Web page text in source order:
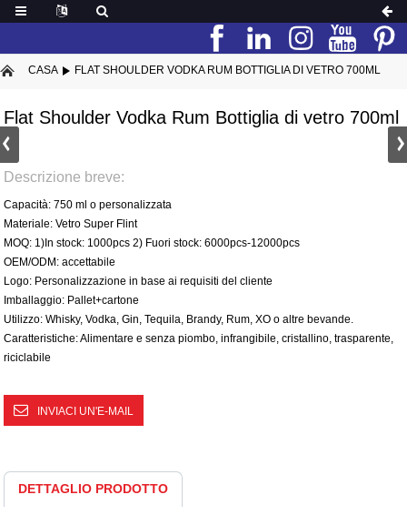
CASA FLAT SHOULDER VODKA RUM BOTTIGLIA DI VETRO 700ML
Flat Shoulder Vodka Rum Bottiglia di vetro 700ml
Descrizione breve:
Capacità: 750 ml o personalizzata
Materiale: Vetro Super Flint
MOQ: 1)In stock: 1000pcs 2) Fuori stock: 6000pcs-12000pcs
OEM/ODM: accettabile
Logo: Personalizzazione in base ai requisiti del cliente
Imballaggio: Pallet+cartone
Utilizzo: Whisky, Vodka, Gin, Tequila, Brandy, Rum, XO o altre bevande.
Caratteristiche: Alimentare e senza piombo, infrangibile, cristallino, trasparente,
riciclabile
INVIACI UN'E-MAIL
DETTAGLIO PRODOTTO